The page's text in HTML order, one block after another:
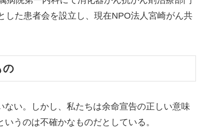
した患者会を設立し、現在NPO法人宮崎がん共
の
い。しかし、私たちは余命宣告の正しい意味
うのは不確かなものだとしている。